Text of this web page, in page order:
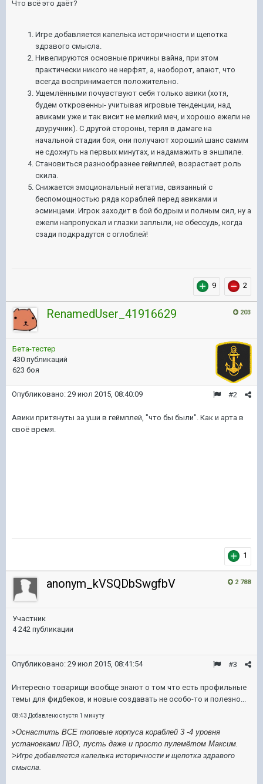
Что всё это даёт?
Игре добавляется капелька историчности и щепотка
здравого смысла.
Нивелируются основные причины вайна, при этом
практически никого не нерфят, а, наоборот, апают, что
всегда воспринимается положительно.
Ущемлёнными почувствуют себя только авики (хотя,
будем откровенны- учитывая игровые тенденции, над
авиками уже и так висит не мелкий меч, и хорошо ежели не
двуручник). С другой стороны, теряя в дамаге на
начальной стадии боя, они получают хороший шанс самим
не сдохнуть на первых минутах, и надамажить в эншпиле.
Становиться разнообразнее геймплей, возрастает роль
скила.
Снижается эмоциональный негатив, связанный с
беспомощностью ряда кораблей перед авиками и
эсминцами. Игрок заходит в бой бодрым и полным сил, ну а
ежели напропускал и глазки заплыли, не обессудь, когда
сзади подкрадутся с оглоблей!
9 2
203
RenamedUser_41916629
Бета-тестер
430 публикаций
623 боя
#2
Опубликовано: 29 июл 2015, 08:40:09
Авики притянуты за уши в геймплей, "что бы были". Как и арта в
своё время.
1
2 788
anonym_kVSQDbSwgfbV
Участник
4 242 публикации
#3
Опубликовано: 29 июл 2015, 08:41:54
Интересно товарищи вообще знают о том что есть профильные
темы для фидбеков, и новые создавать не особо-то и полезно...
08:43 Добавлено спустя 1 минуту
>Оснастить ВСЕ топовые корпуса кораблей 3 -4 уровня
установками ПВО, пусть даже и просто пулемётом Максим.
>Игре добавляется капелька историчности и щепотка здравого
смысла.